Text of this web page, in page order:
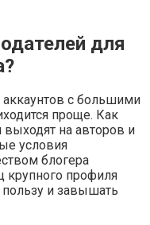
для
с большими
проще. Как
на авторов и
условия
блогера
крупного профиля
и завышать